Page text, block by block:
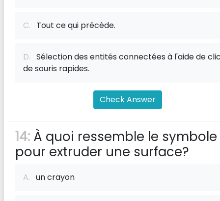
C. Tout ce qui précède.
D. Sélection des entités connectées à l'aide de
de souris rapides.
Check Answer
14: À quoi ressemble le symbole
pour extruder une surface?
A. un crayon